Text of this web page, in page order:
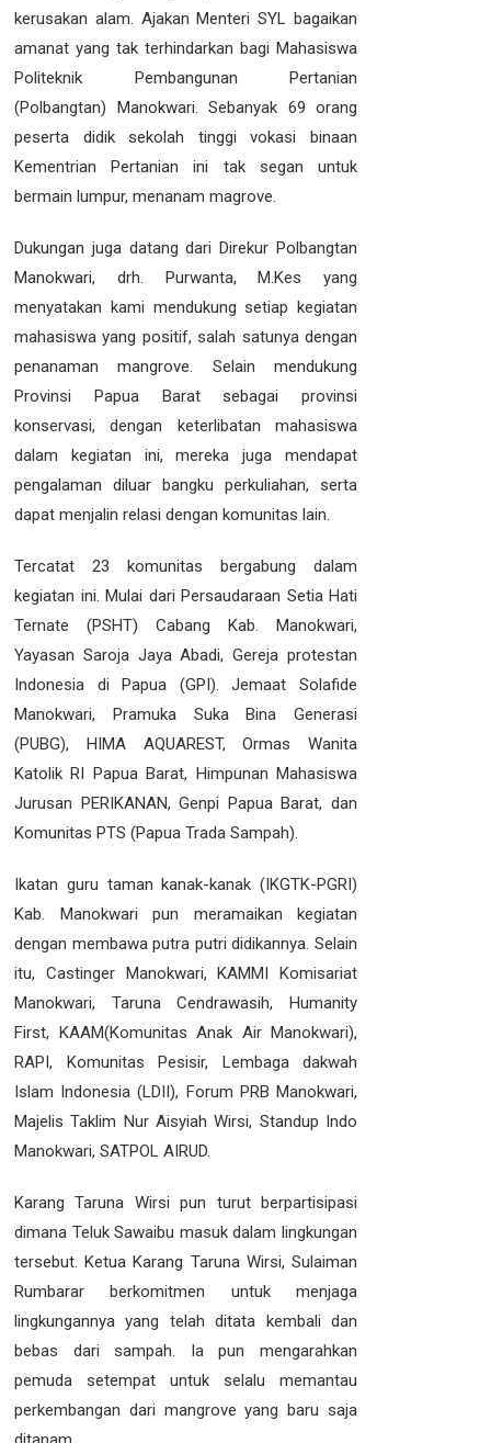
kerusakan alam. Ajakan Menteri SYL bagaikan
amanat yang tak terhindarkan bagi Mahasiswa
Politeknik Pembangunan Pertanian
(Polbangtan) Manokwari. Sebanyak 69 orang
peserta didik sekolah tinggi vokasi binaan
Kementrian Pertanian ini tak segan untuk
bermain lumpur, menanam magrove.
Dukungan juga datang dari Direkur Polbangtan
Manokwari, drh. Purwanta, M.Kes yang
menyatakan kami mendukung setiap kegiatan
mahasiswa yang positif, salah satunya dengan
penanaman mangrove. Selain mendukung
Provinsi Papua Barat sebagai provinsi
konservasi, dengan keterlibatan mahasiswa
dalam kegiatan ini, mereka juga mendapat
pengalaman diluar bangku perkuliahan, serta
dapat menjalin relasi dengan komunitas lain.
Tercatat 23 komunitas bergabung dalam
kegiatan ini. Mulai dari Persaudaraan Setia Hati
Ternate (PSHT) Cabang Kab. Manokwari,
Yayasan Saroja Jaya Abadi, Gereja protestan
Indonesia di Papua (GPI). Jemaat Solafide
Manokwari, Pramuka Suka Bina Generasi
(PUBG), HIMA AQUAREST, Ormas Wanita
Katolik RI Papua Barat, Himpunan Mahasiswa
Jurusan PERIKANAN, Genpi Papua Barat, dan
Komunitas PTS (Papua Trada Sampah).
Ikatan guru taman kanak-kanak (IKGTK-PGRI)
Kab. Manokwari pun meramaikan kegiatan
dengan membawa putra putri didikannya. Selain
itu, Castinger Manokwari, KAMMI Komisariat
Manokwari, Taruna Cendrawasih, Humanity
First, KAAM(Komunitas Anak Air Manokwari),
RAPI, Komunitas Pesisir, Lembaga dakwah
Islam Indonesia (LDII), Forum PRB Manokwari,
Majelis Taklim Nur Aisyiah Wirsi, Standup Indo
Manokwari, SATPOL AIRUD.
Karang Taruna Wirsi pun turut berpartisipasi
dimana Teluk Sawaibu masuk dalam lingkungan
tersebut. Ketua Karang Taruna Wirsi, Sulaiman
Rumbarar berkomitmen untuk menjaga
lingkungannya yang telah ditata kembali dan
bebas dari sampah. Ia pun mengarahkan
pemuda setempat untuk selalu memantau
perkembangan dari mangrove yang baru saja